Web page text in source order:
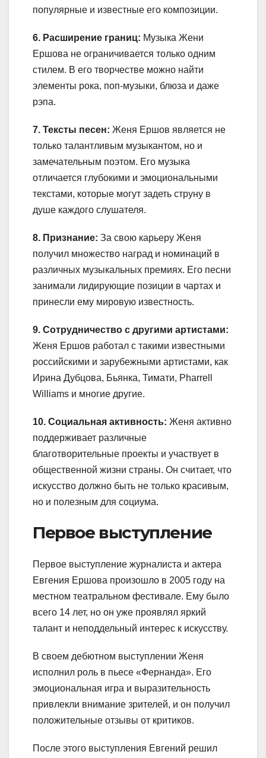
популярные и известные его композиции.
6. Расширение границ: Музыка Жени
Ершова не ограничивается только одним
стилем. В его творчестве можно найти
элементы рока, поп-музыки, блюза и даже
рэпа.
7. Тексты песен: Женя Ершов является не
только талантливым музыкантом, но и
замечательным поэтом. Его музыка
отличается глубокими и эмоциональными
текстами, которые могут задеть струну в
душе каждого слушателя.
8. Признание: За свою карьеру Женя
получил множество наград и номинаций в
различных музыкальных премиях. Его песни
занимали лидирующие позиции в чартах и
принесли ему мировую известность.
9. Сотрудничество с другими артистами:
Женя Ершов работал с такими известными
российскими и зарубежными артистами, как
Ирина Дубцова, Бьянка, Тимати, Pharrell
Williams и многие другие.
10. Социальная активность: Женя активно
поддерживает различные
благотворительные проекты и участвует в
общественной жизни страны. Он считает, что
искусство должно быть не только красивым,
но и полезным для социума.
Первое выступление
Первое выступление журналиста и актера
Евгения Ершова произошло в 2005 году на
местном театральном фестивале. Ему было
всего 14 лет, но он уже проявлял яркий
талант и неподдельный интерес к искусству.
В своем дебютном выступлении Женя
исполнил роль в пьесе «Фернанда». Его
эмоциональная игра и выразительность
привлекли внимание зрителей, и он получил
положительные отзывы от критиков.
После этого выступления Евгений решил